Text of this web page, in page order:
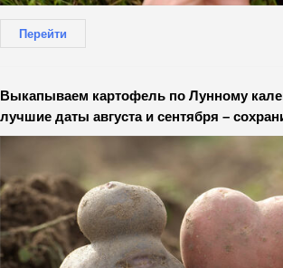
Перейти
Выкапываем картофель по Лунному
лучшие даты августа и сентября –